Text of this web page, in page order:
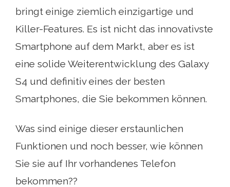
bringt einige ziemlich einzigartige und
Killer-Features. Es ist nicht das innovativste
Smartphone auf dem Markt, aber es ist
eine solide Weiterentwicklung des Galaxy
S4 und definitiv eines der besten
Smartphones, die Sie bekommen können.
Was sind einige dieser erstaunlichen
Funktionen und noch besser, wie können
Sie sie auf Ihr vorhandenes Telefon
bekommen??